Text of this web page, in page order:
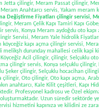
çilingir, Meram Passat çilingir,
Anahtarcı servis, Yakam meram
Değiştirme Fiyatları çilingir servisi,
Meram Çelik Kapı Tamiri Kapı
Konya Meram aydoğdu oto
Servisi, Meram Yale hidrolik
kapı açma çilingir servisi,
melikşh durunday mahallesi celik kapi
Acil çilingir, çilingir, Selçuklu
çilingir servis, Konya selçuklu
Şeker çilingir, Selçuklu hocacihan
Oto çilingir, Oto kapı açma,
anahtarcı, Kale Kilit çeşitleri, Kapı
Profesyonel kadrosu ve Özel
Uzun süredir sektörde
hizmetini kapınıza ve kilidini ze